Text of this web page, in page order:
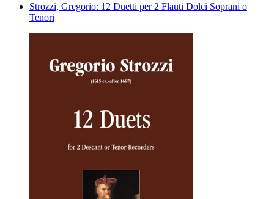
Strozzi, Gregorio: 12 Duetti per 2 Flauti Dolci Soprani o
Tenori